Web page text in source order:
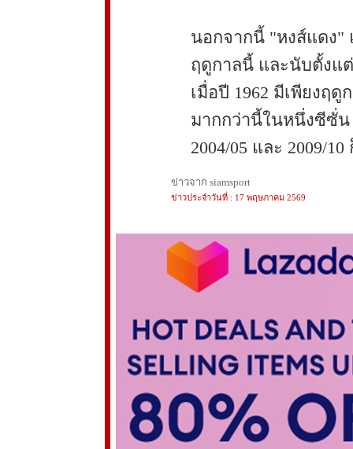
นอกจากนี้ "หงส์แดง"
ฤดูกาลนี้ และนับตั้งแ
เมื่อปี 1962 มีเพียงฤดู
มากกว่านี้ในหนึ่งซีซั่
2004/05 และ 2009/
ข่าวจาก siamsport
ข่าวประจำวันที่ : 17 พฤษภาคม 2569